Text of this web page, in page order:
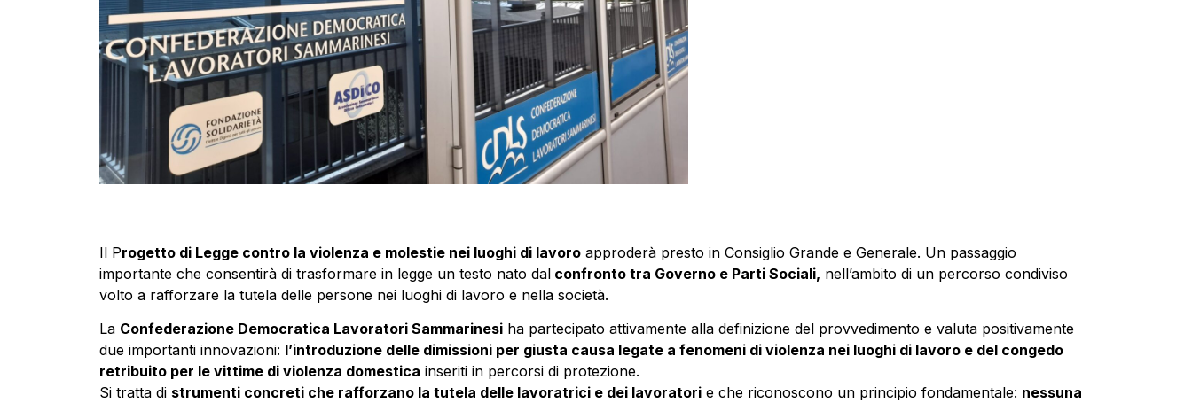
Il Progetto di Legge contro la violenza e molestie nei luoghi di lavoro approderà presto in Consiglio Grande e Generale. Un passaggio
importante che consentirà di trasformare in legge un testo nato dal confronto tra Governo e Parti Sociali, nell’ambito di un percorso condiviso
volto a rafforzare la tutela delle persone nei luoghi di lavoro e nella società.
La Confederazione Democratica Lavoratori Sammarinesi ha partecipato attivamente alla definizione del provvedimento e valuta positivamente
due importanti innovazioni: l’introduzione delle dimissioni per giusta causa legate a fenomeni di violenza nei luoghi di lavoro e del congedo
retribuito per le vittime di violenza domestica inseriti in percorsi di protezione.
Si tratta di strumenti concreti che rafforzano la tutela delle lavoratrici e dei lavoratori e che riconoscono un principio fondamentale: nessuna